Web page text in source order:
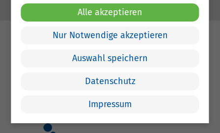
Alle akzeptieren
Nur Notwendige akzeptieren
Auswahl speichern
Datenschutz
Impressum